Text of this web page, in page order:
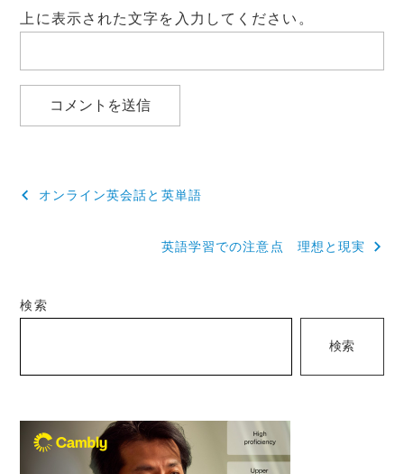
上に表示された文字を入力してください。
投
ゲ
ョ
ン
オンライン英会話と英単語
英語学習での注意点 理想と現実
検索
検索